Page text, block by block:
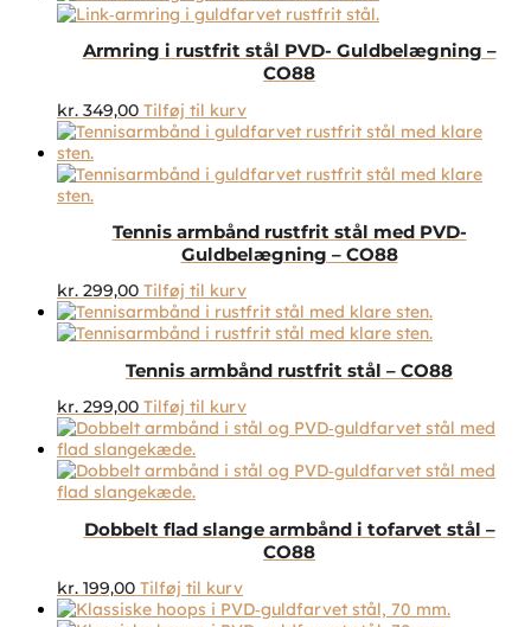
Armring i rustfrit stål PVD- Guldbelægning –
CO88
kr. 349,00 Tilføj til kurv
Tennis armbånd rustfrit stål med PVD-
Guldbelægning – CO88
kr. 299,00 Tilføj til kurv
Tennis armbånd rustfrit stål – CO88
kr. 299,00 Tilføj til kurv
Dobbelt flad slange armbånd i tofarvet stål –
CO88
kr. 199,00 Tilføj til kurv